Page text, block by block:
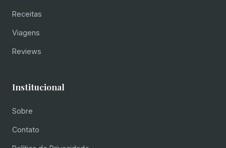
Receitas
Viagens
Reviews
Institucional
Sobre
Contato